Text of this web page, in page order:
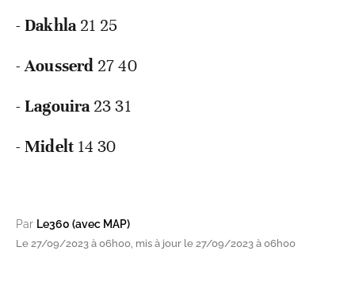
-Dakhla21 25
-Aousserd 27 40
-Lagouira23 31
-Midelt 14 30
Par Le360 (avec MAP)
Le 27/09/2023 à 06h00, mis à jour le 27/09/2023 à 06h00